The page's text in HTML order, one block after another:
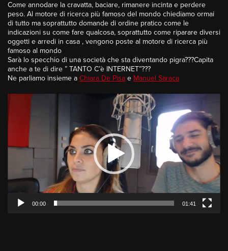
Come annodare la cravatta, baciare, rimanere incinta e perdere
peso. Al motore di ricerca più famoso del mondo chiediamo ormai
di tutto ma soprattutto domande di ordine pratico come le
indicazioni su come fare qualcosa, soprattutto come riparare diversi
oggetti e arredi in casa , vengono poste al motore di ricerca più
famoso al mondo
Sarà lo specchio di una società che sta diventando pigra???Capita
anche a te di dire ” TANTO C’è INTERNET”???
Ne parliamo insieme a Chiara De Pisa e Manuel Saraca
00:00 01:41